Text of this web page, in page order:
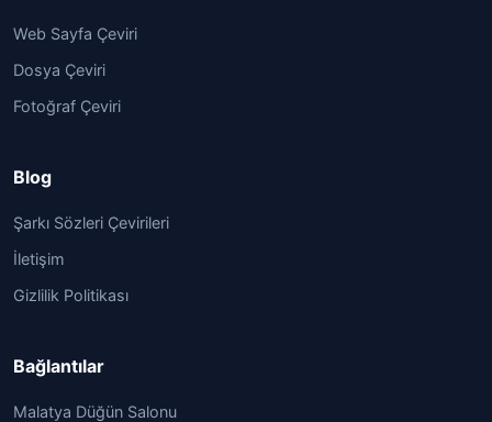
Web Sayfa Çeviri
Dosya Çeviri
Fotoğraf Çeviri
Blog
Şarkı Sözleri Çevirileri
İletişim
Gizlilik Politikası
Bağlantılar
Malatya Düğün Salonu